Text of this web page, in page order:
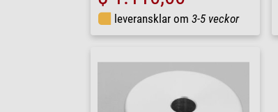
leveransklar om 3-5 veckor